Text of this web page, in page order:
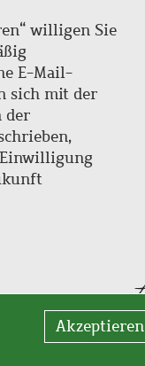
willigen Sie
E-Mail-
sich mit der
der
Akzeptieren